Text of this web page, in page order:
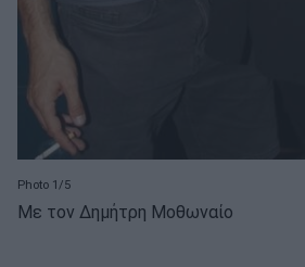
Photo 1/5
Με τον Δημήτρη Μοθωναίο